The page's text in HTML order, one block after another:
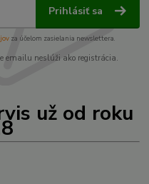
Prihlásiť sa
za účelom zasielania newslettera.
emailu neslúži ako registrácia.
už od roku